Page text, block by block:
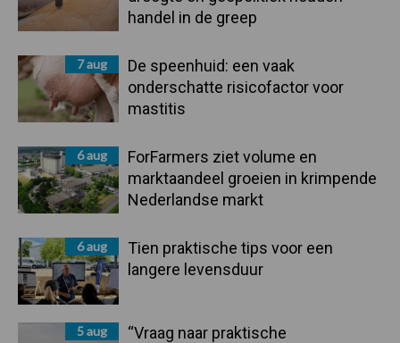
handel in de greep
7 aug
De speenhuid: een vaak
onderschatte risicofactor voor
mastitis
6 aug
ForFarmers ziet volume en
marktaandeel groeien in krimpende
Nederlandse markt
6 aug
Tien praktische tips voor een
langere levensduur
5 aug
“Vraag naar praktische